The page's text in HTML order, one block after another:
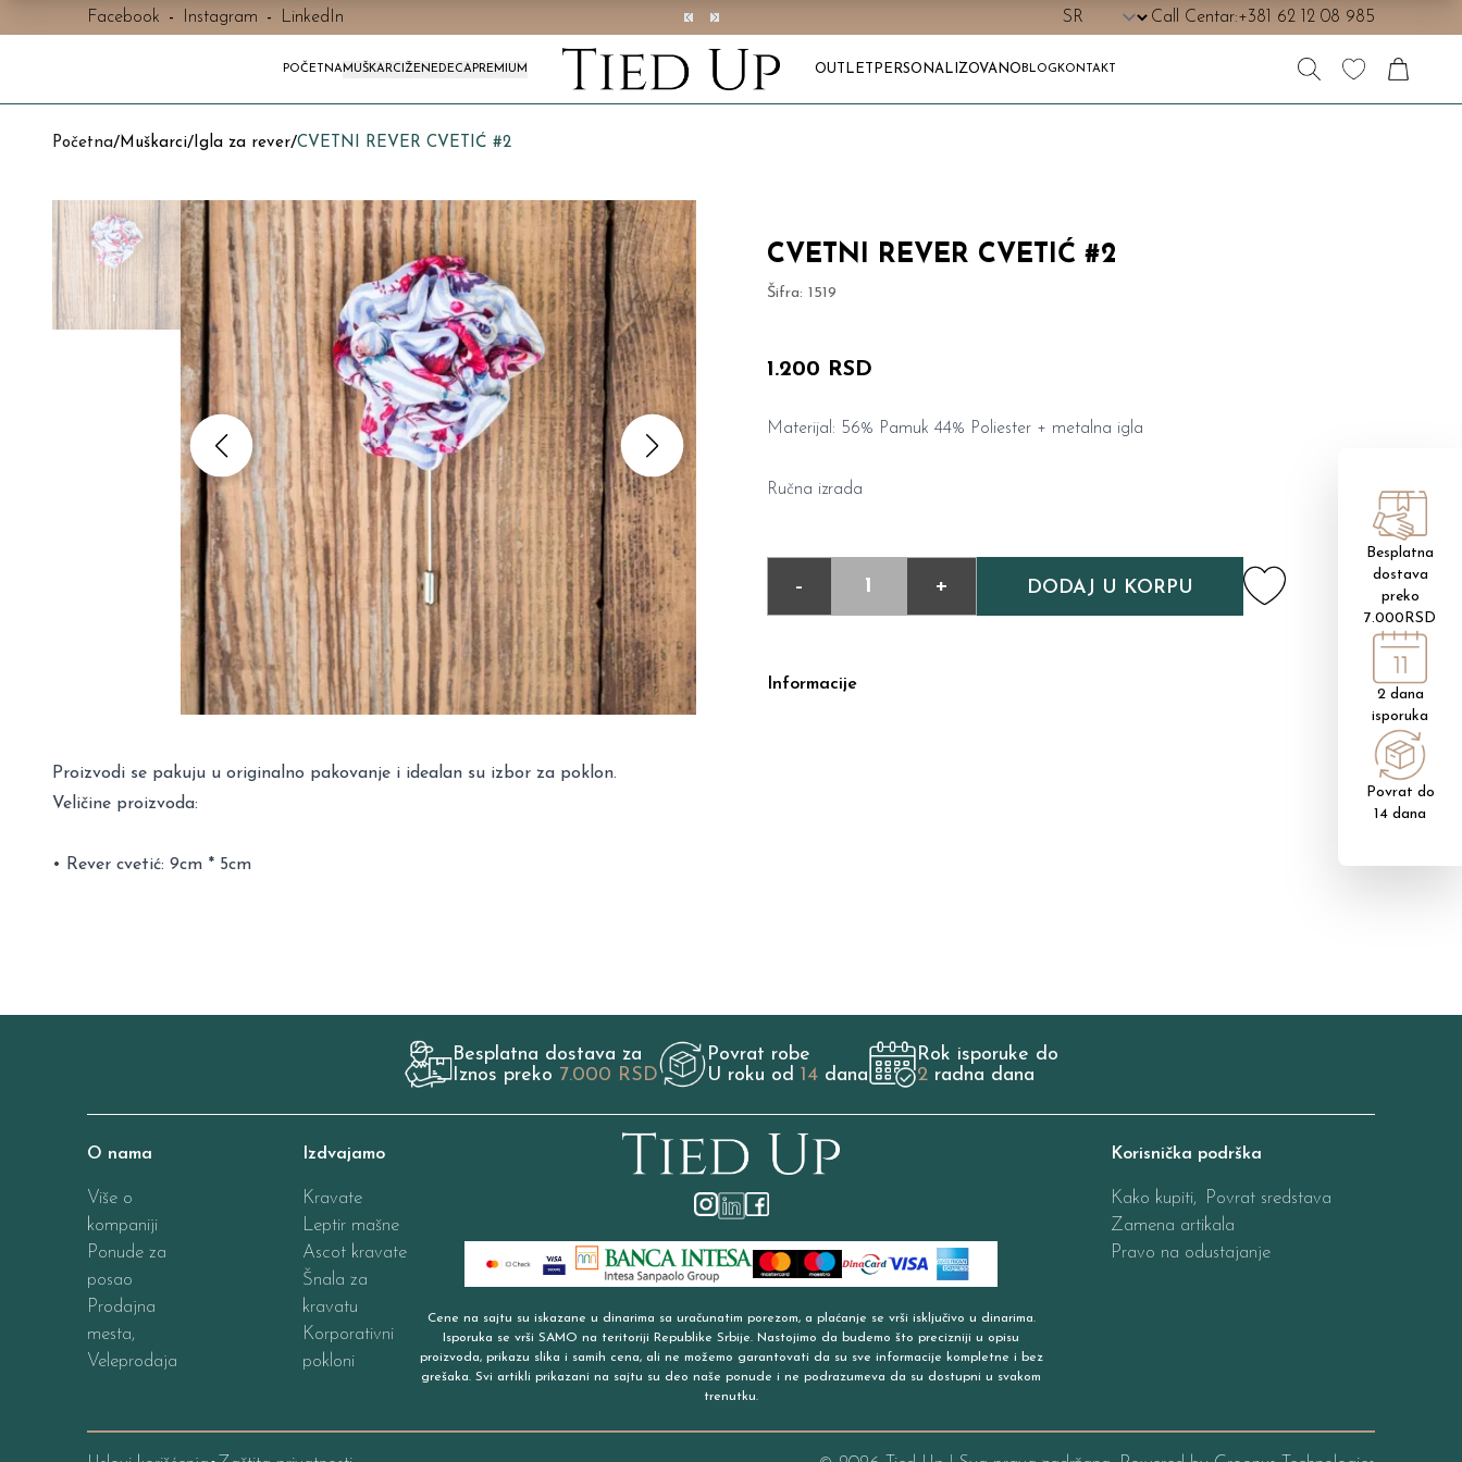
Facebook - Instagram - LinkedIn Call Centar:+381 62 12 08 985
POČETNAMUŠKARCI ŽENEDECAPREMIUM OUTLET PERSONALIZOVANO BLOG KONTAKT
Početna/Muškarci/Igla za rever/CVETNI REVER CVETIĆ #2
CVETNI REVER CVETIĆ #2
Šifra: 1519
1.200 RSD
Materijal: 56% Pamuk 44% Poliester + metalna igla
Ručna izrada
- + DODAJ U KORPU
Informacije
Proizvodi se pakuju u originalno pakovanje i idealan su izbor za poklon.
Veličine proizvoda:
• Rever cvetić: 9cm * 5cm
Besplatna
dostava
preko
7.000RSD
2 dana
isporuka
Povrat do
14 dana
Besplatna dostava za
Iznos preko 7.000 RSD
Povrat robe
U roku od 14 dana
Rok isporuke do
2 radna dana
O nama
Više o
kompaniji
Ponude za
posao
Prodajna
mesta,
Veleprodaja
Izdvajamo
Kravate
Leptir mašne
Ascot kravate
Šnala za
kravatu
Korporativni
pokloni
Cene na sajtu su iskazane u dinarima sa uračunatim porezom, a plaćanje se vrši isključivo u dinarima.
Isporuka se vrši SAMO na teritoriji Republike Srbije. Nastojimo da budemo što precizniji u opisu
proizvoda, prikazu slika i samih cena, ali ne možemo garantovati da su sve informacije kompletne i bez
grešaka. Svi artikli prikazani na sajtu su deo naše ponude i ne podrazumeva da su dostupni u svakom
trenutku.
Korisnička podrška
Kako kupiti, Povrat sredstava
Zamena artikala
Pravo na odustajanje